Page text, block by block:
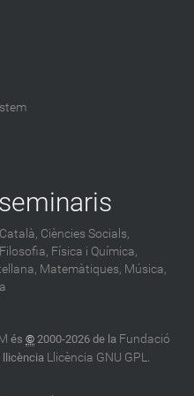
Català, Ciències Socials,
Filosofia, Física i Química,
Matemàtiques, Música,
és © 2000-2026 de la Fundació
Llicència GNU GPL.